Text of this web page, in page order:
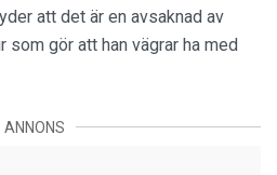
att det är en avsaknad av
gör att han vägrar ha med
ANNONS